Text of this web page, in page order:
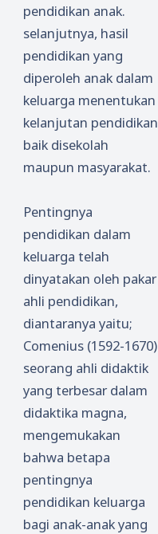
pendidikan anak.
selanjutnya, hasil
pendidikan yang
diperoleh anak dalam
keluarga menentukan
kelanjutan pendidikan
baik disekolah
maupun masyarakat.
Pentingnya
pendidikan dalam
keluarga telah
dinyatakan oleh pakar
ahli pendidikan,
diantaranya yaitu;
Comenius (1592-1670)
seorang ahli didaktik
yang terbesar dalam
didaktika magna,
mengemukakan
bahwa betapa
pentingnya
pendidikan keluarga
bagi anak-anak yang